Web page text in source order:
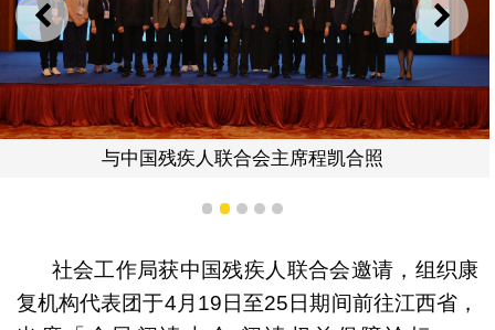
上一则 下一
与中国残疾人联合会主席程凯合照
1 2 3 4 5
社会工作局获中国残疾人联合会邀请，组织康
复机构代表团于4月19日至25日期间前往江西省，